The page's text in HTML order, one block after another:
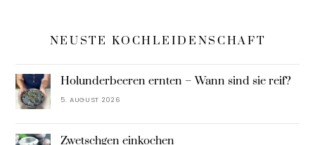
NEUSTE KOCHLEIDENSCHAFT
Holunderbeeren ernten – Wann sind sie reif?
5. AUGUST 2026
Zwetschgen einkochen